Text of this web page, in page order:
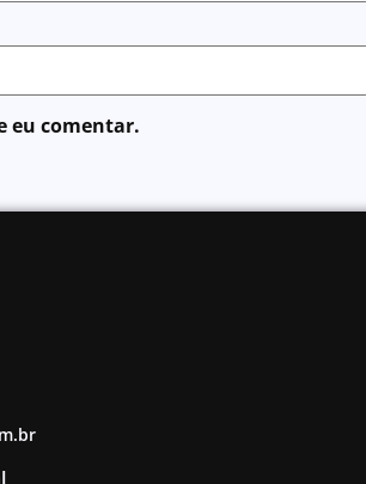
eu comentar.